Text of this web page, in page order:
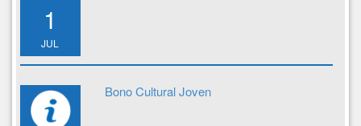
1
JUL
Bono Cultural Joven